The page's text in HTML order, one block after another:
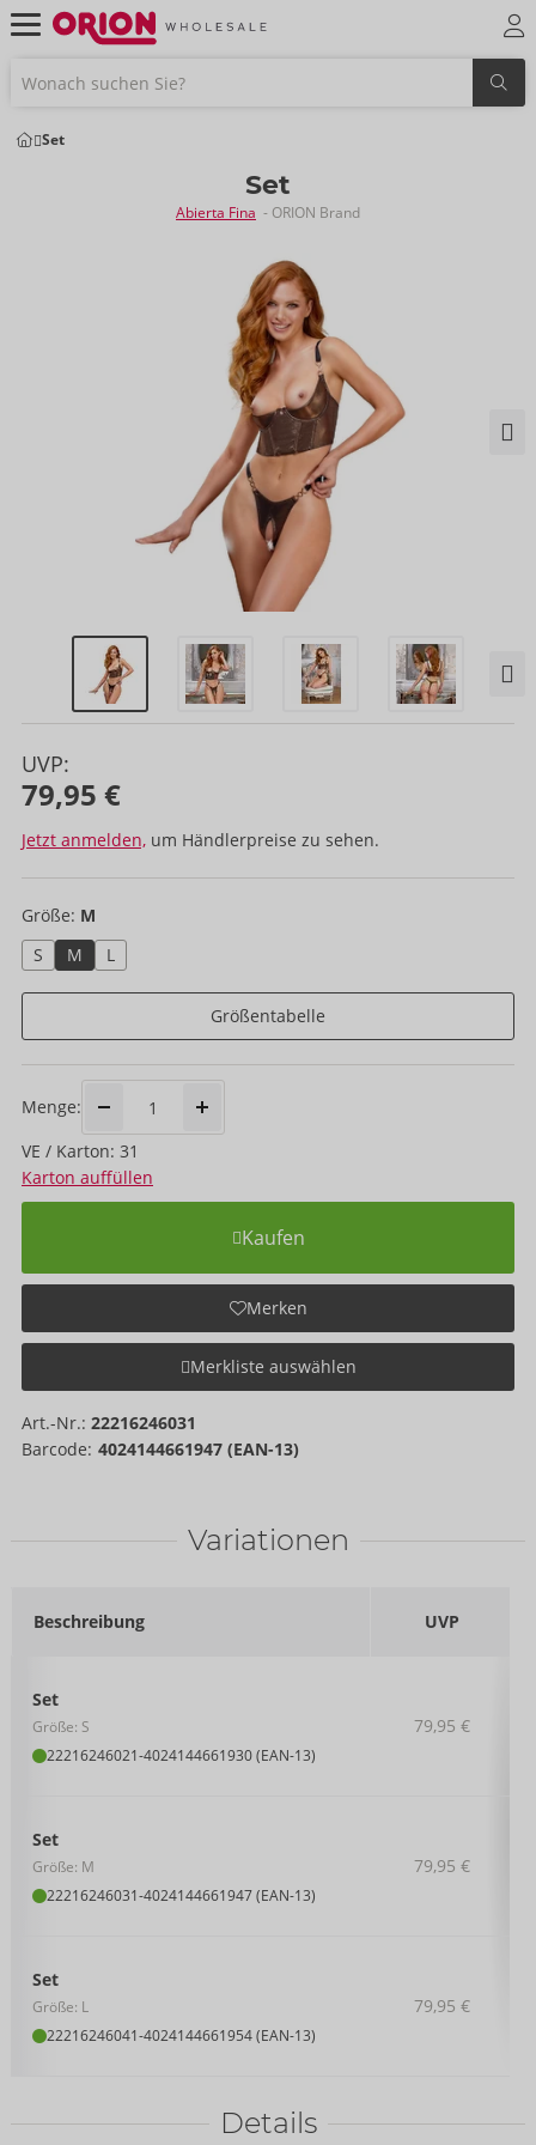
Set
Set
Abierta Fina - ORION Brand
UVP:
79,95 €
Jetzt anmelden, um Händlerpreise zu sehen.
Größe: M
S
M L
Größentabelle
Menge:
VE / Karton: 31
Karton auffüllen
Kaufen
Merken
Merkliste auswählen
Art.-Nr.: 22216246031
Barcode: 4024144661947 (EAN-13)
Variationen
Beschreibung UVP
Set
Größe: S
22216246021-4024144661930 (EAN-13)
79,95 €
Set
Größe: M
22216246031-4024144661947 (EAN-13)
79,95 €
Set
Größe: L
22216246041-4024144661954 (EAN-13)
79,95 €
Details